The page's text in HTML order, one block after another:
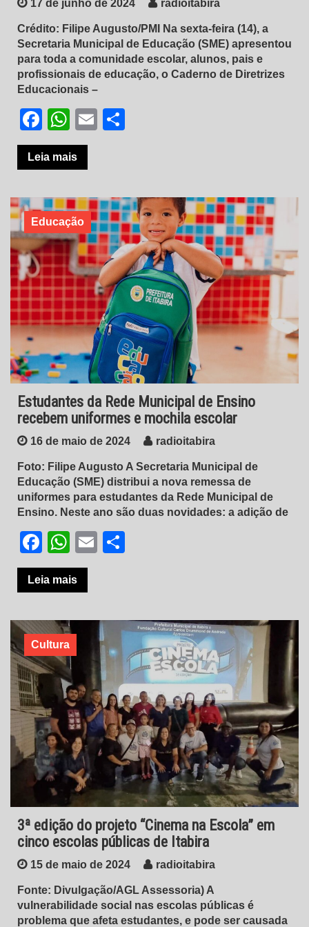
17 de junho de 2024 radioitabira
Crédito: Filipe Augusto/PMI Na sexta-feira (14), a
Secretaria Municipal de Educação (SME) apresentou
para toda a comunidade escolar, alunos, pais e
profissionais de educação, o Caderno de Diretrizes
Educacionais –
Facebook
WhatsApp
Email
Leia mais
Educação
Estudantes da Rede Municipal de Ensino
recebem uniformes e mochila escolar
16 de maio de 2024 radioitabira
Foto: Filipe Augusto A Secretaria Municipal de
Educação (SME) distribui a nova remessa de
uniformes para estudantes da Rede Municipal de
Ensino. Neste ano são duas novidades: a adição de
Facebook
WhatsApp
Email
Leia mais
Cultura
3ª edição do projeto “Cinema na Escola” em
cinco escolas públicas de Itabira
15 de maio de 2024 radioitabira
Fonte: Divulgação/AGL Assessoria) A
vulnerabilidade social nas escolas públicas é
problema que afeta estudantes, e pode ser causada